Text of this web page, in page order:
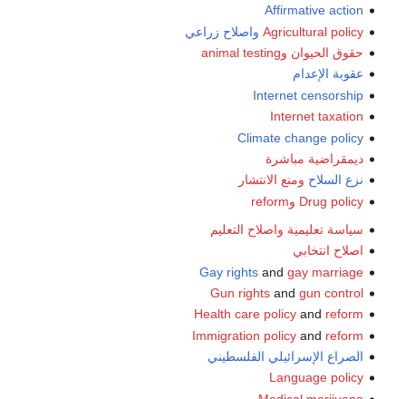
Affirmative action
Agricultural policy واصلاح زراعي
حقوق الحيوان وanimal testing
عقوبة الإعدام
Internet censorship
Internet taxation
Climate change policy
ديمقراضية مباشرة
نزع السلاح ومنع الانتشار
Drug policy وreform
سياسة تعليمية واصلاح التعليم
اصلاح انتخابي
Gay rightsand gay marriage
Gun rightsand gun control
Health care policyand reform
Immigration policyand reform
الصراع الإسرائيلي الفلسطيني
Language policy